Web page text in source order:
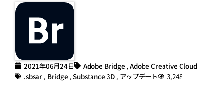
2021年06月24日 Adobe Bridge , Adobe Creative Cloud
.sbsar , Bridge , Substance 3D , アップデート 3,248